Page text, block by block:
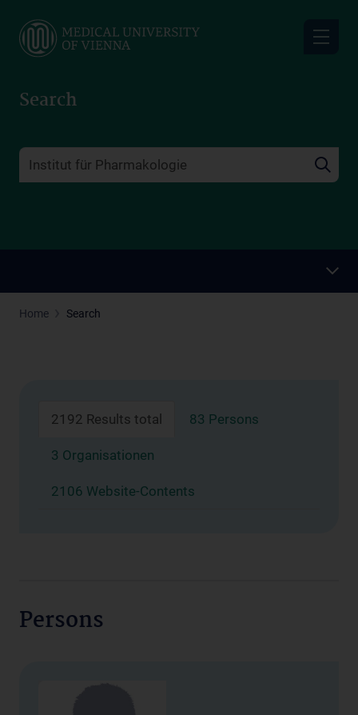
main
Search
Home Search
2192 Results total 83 Persons
3 Organisationen
2106 Website-Contents
Persons